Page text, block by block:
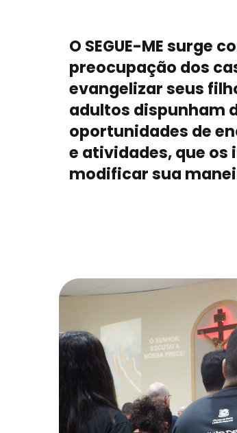
O SEGUE-ME surge
preocupação dos
evangelizar seus
adultos dispunham
oportunidades de
e atividades, que os
modificar sua